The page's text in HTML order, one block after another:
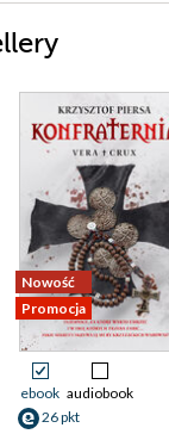
Nowość
Promocja
ebook audiobook
26 pkt